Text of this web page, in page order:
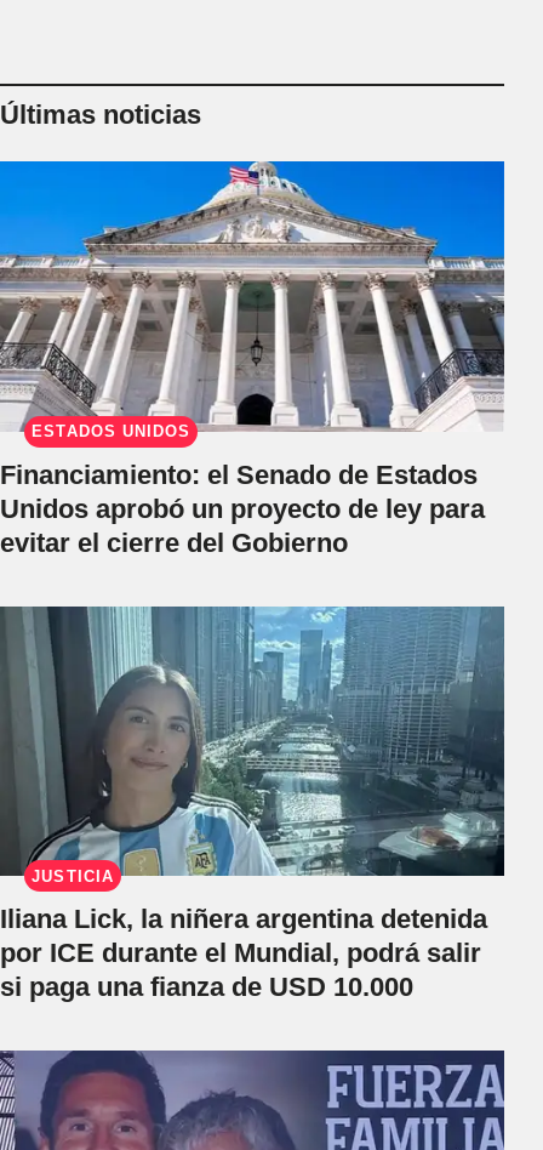
Últimas noticias
ESTADOS UNIDOS
Financiamiento: el Senado de Estados
Unidos aprobó un proyecto de ley para
evitar el cierre del Gobierno
JUSTICIA
Iliana Lick, la niñera argentina detenida
por ICE durante el Mundial, podrá salir
si paga una fianza de USD 10.000